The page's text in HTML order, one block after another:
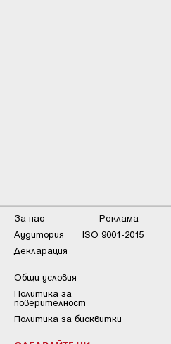
За нас
Реклама
Аудитория
ISO 9001-2015
Декларация
Общи условия
Пoлитикa зa
пoвepитeлнocт
Политика за бисквитки